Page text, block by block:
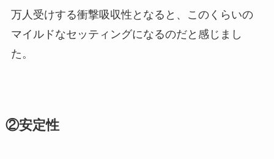
万人受けする衝撃吸収性となると、このくらいの
マイルドなセッティングになるのだと感じまし
た。
②安定性